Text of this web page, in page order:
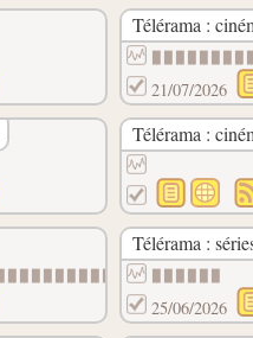
Télérama :
21/07/2026
Télérama :
Télérama :
25/06/2026